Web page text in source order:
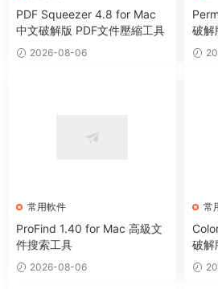
PDF Squeezer 4.8 for Mac
中文破解版 PDF文件壓縮工具
2026-08-06
破解
常用軟件
ProFind 1.40 for Mac 高級文
件搜索工具
2026-08-06
常
破解